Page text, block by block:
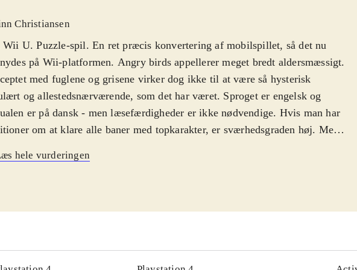
Christiansen
U. Puzzle-spil. En ret præcis konvertering af mobilspillet, så det nu
på Wii-platformen. Angry birds appellerer meget bredt aldersmæssigt.
med fuglene og grisene virker dog ikke til at være så hysterisk
og allestedsnærværende, som det har været. Sproget er engelsk og
er på dansk - men læsefærdigheder er ikke nødvendige. Hvis man har
om at klare alle baner med topkarakter, er sværhedsgraden høj. Men
PEGI: 3.
i Star wars-udgaven er i mine øjne det bedste Angry birds-spil
humoren og letheden fra det originale spil er bevaret og er her krydret
baner, som følger handlingen fra den første Star wars-trilogi. Fuglene har
hele vurderingen